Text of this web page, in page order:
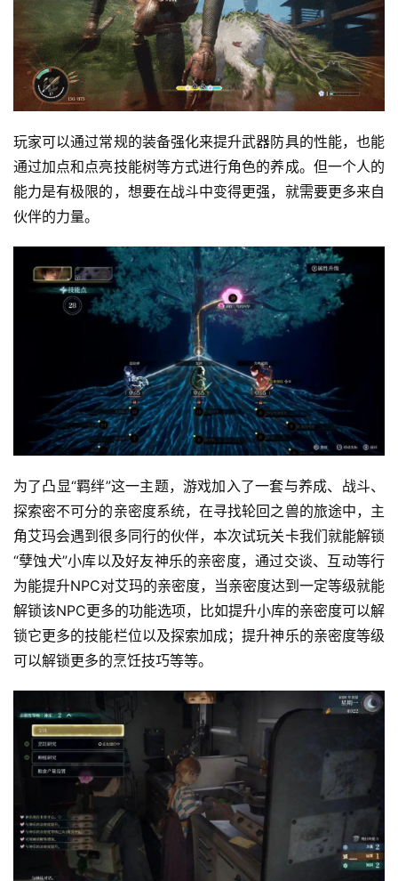
玩家可以通过常规的装备强化来提升武器防具的性能，也能
通过加点和点亮技能树等方式进行角色的养成。但一个人的
能力是有极限的，想要在战斗中变得更强，就需要更多来自
伙伴的力量。
为了凸显“羁绊”这一主题，游戏加入了一套与养成、战斗、
探索密不可分的亲密度系统，在寻找轮回之兽的旅途中，主
角艾玛会遇到很多同行的伙伴，本次试玩关卡我们就能解锁
“孽蚀犬”小库以及好友神乐的亲密度，通过交谈、互动等行
为能提升NPC对艾玛的亲密度，当亲密度达到一定等级就能
解锁该NPC更多的功能选项，比如提升小库的亲密度可以解
锁它更多的技能栏位以及探索加成；提升神乐的亲密度等级
可以解锁更多的烹饪技巧等等。